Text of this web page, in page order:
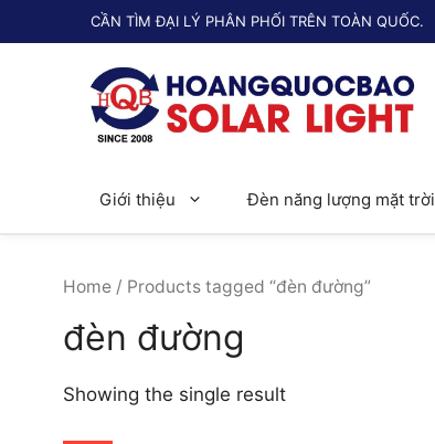
đến
CẦN TÌM ĐẠI LÝ PHÂN PHỐI TRÊN TOÀN QUỐC.
Giới thiệu Đèn năng lượng mặt trời
Home / Products tagged “đèn đường”
đèn đường
Showing the single result